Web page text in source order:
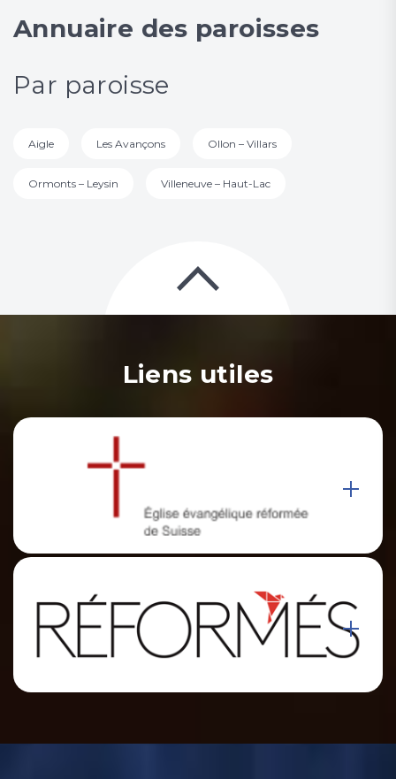
Annuaire des paroisses
Par paroisse
Aigle Les Avançons Ollon – Villars
Ormonts – Leysin Villeneuve – Haut-Lac
Liens utiles